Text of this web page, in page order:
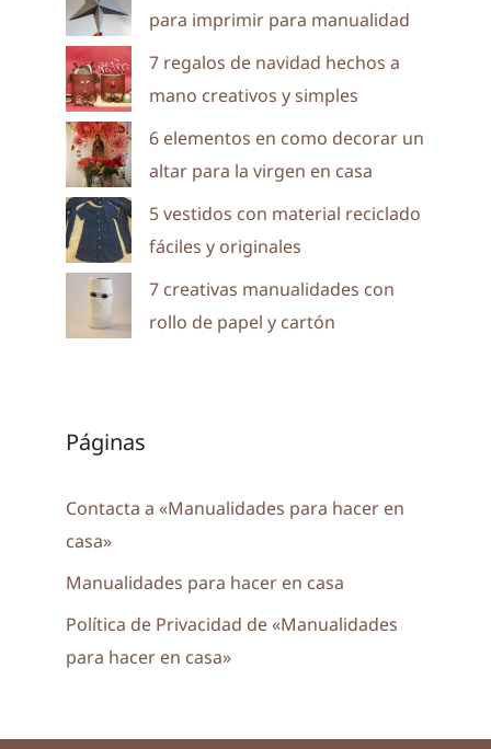
para imprimir para manualidad
7 regalos de navidad hechos a
mano creativos y simples
6 elementos en como decorar un
altar para la virgen en casa
5 vestidos con material reciclado
fáciles y originales
7 creativas manualidades con
rollo de papel y cartón
Páginas
Contacta a «Manualidades para hacer en
casa»
Manualidades para hacer en casa
Política de Privacidad de «Manualidades
para hacer en casa»